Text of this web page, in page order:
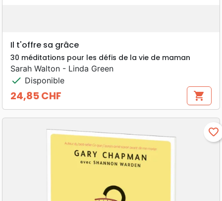
Il t'offre sa grâce
30 méditations pour les défis de la vie de maman
Sarah Walton - Linda Green
check Disponible
Prix
24,85 CHF shopping_cart
favorite_border